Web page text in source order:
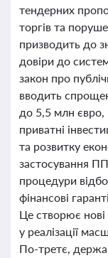
тендерних
торгів та
призводить до
довіри до
закон про
вводить
до 5,5 млн
приватні
та розвитку
застосування
процедури
фінансові
Це створює
у реалізації
По-третє,